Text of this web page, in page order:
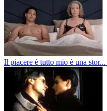
Il piacere è tutto mio è una stor...